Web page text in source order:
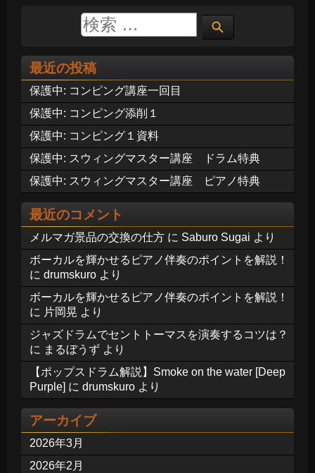
最近の投稿
保護中: コンピング講座一回目
保護中: コンピング添削１
保護中: コンピング１資料
保護中: スウィングマスター講座 ドラム特典
保護中: スウィングマスター講座 ピアノ特典
最近のコメント
メルマガ景品の交換の仕方 に Saburo Sugai より
ボーカルを輝かせるピアノ伴奏のポイントを解説！
に drumskuro より
ボーカルを輝かせるピアノ伴奏のポイントを解説！
に 片岡晃 より
ジャズドラムでセントトーマスを演奏するコツは？
に まるぼうず より
【ポップスドラム解説】Smoke on the water [Deep
Purple] に drumskuro より
アーカイブ
2026年3月
2026年2月